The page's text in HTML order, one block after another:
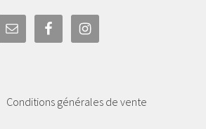
Conditions générales de vente